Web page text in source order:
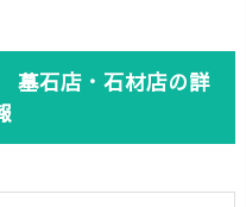
石店・石材店の詳